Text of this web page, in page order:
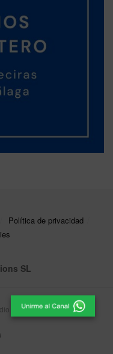
Política de privacidad
SL
de Comunicación